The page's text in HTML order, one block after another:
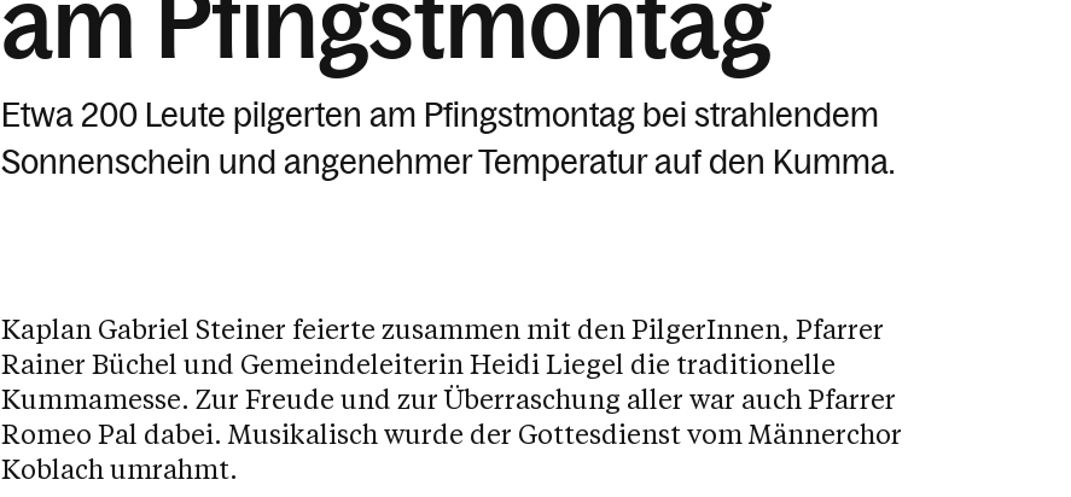
am Pfingstmontag
Etwa 200 Leute pilgerten am Pfingstmontag bei strahlendem
Sonnenschein und angenehmer Temperatur auf den Kumma.
Kaplan Gabriel Steiner feierte zusammen mit den PilgerInnen, Pfarrer
Rainer Büchel und Gemeindeleiterin Heidi Liegel die traditionelle
Kummamesse. Zur Freude und zur Überraschung aller war auch Pfarrer
Romeo Pal dabei. Musikalisch wurde der Gottesdienst vom Männerchor
Koblach umrahmt.